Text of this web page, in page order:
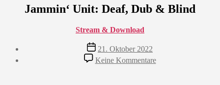
Jammin‘ Unit: Deaf, Dub & Blind
Stream & Download
Veröffentlichungsdatum
21. Oktober 2022
Keine Kommentarezu
Jammin‘